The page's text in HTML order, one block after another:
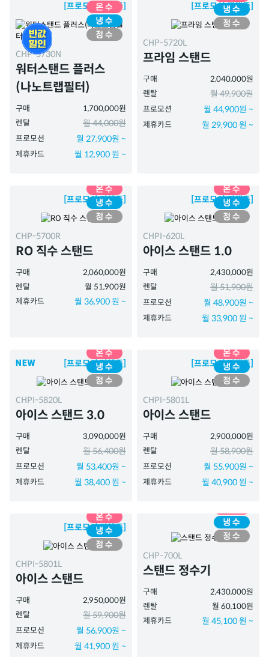
[프로모션 진행중]
CHP-5730N
워터스탠드 플러스
(나노트랩필터)
구매
1,700,000원
렌탈
월 44,000원
프로모션 월 27,900원 ~
제휴카드 월 12,900 원 ~
[프로모션 진행중]
CHP-5720L
프라임 스탠드
구매
2,040,000원
렌탈
월 49,900원
프로모션 월 44,900원 ~
제휴카드 월 29,900 원 ~
[프로모션 진행중]
CHP-5700R
RO 직수 스탠드
구매
2,060,000원
렌탈
월 51,900원
제휴카드
월 36,900 원 ~
[프로모션 진행중]
CHPI-620L
아이스 스탠드 1.0
구매
2,430,000원
렌탈
월 51,900원
프로모션 월 48,900원 ~
제휴카드 월 33,900 원 ~
[프로모션 진행중]
CHPI-5820L
아이스 스탠드 3.0
구매
3,090,000원
렌탈
월 56,400원
프로모션 월 53,400원 ~
제휴카드 월 38,400 원 ~
[프로모션 진행중]
CHPI-5801L
아이스 스탠드
구매
2,900,000원
렌탈
월 58,900원
프로모션 월 55,900원 ~
제휴카드 월 40,900 원 ~
[프로모션 진행중]
CHPI-5801L
아이스 스탠드
구매
2,950,000원
렌탈
월 59,900원
프로모션 월 56,900원 ~
제휴카드 월 41,900 원 ~
CHP-700L
스탠드 정수기
구매
2,430,000원
렌탈
월 60,100원
제휴카드
월 45,100 원 ~